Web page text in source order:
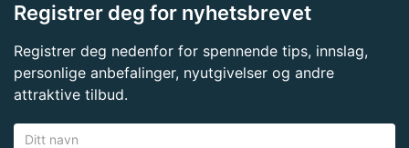
Registrer deg for nyhetsbrevet
Registrer deg nedenfor for spennende tips, innslag,
personlige anbefalinger, nyutgivelser og andre
attraktive tilbud.